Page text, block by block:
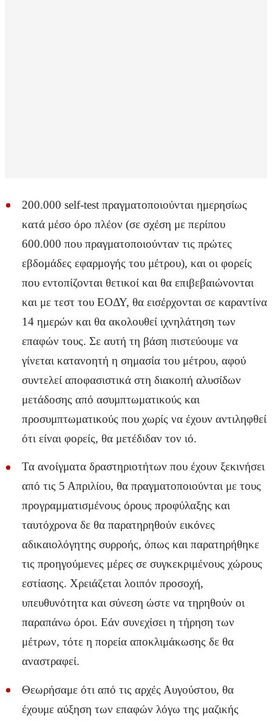
200.000 self-test πραγματοποιούνται ημερησίως
κατά μέσο όρο πλέον (σε σχέση με περίπου
600.000 που πραγματοποιούνταν τις πρώτες
εβδομάδες εφαρμογής του μέτρου), και οι φορείς
που εντοπίζονται θετικοί και θα επιβεβαιώνονται
και με τεστ του ΕΟΔΥ, θα εισέρχονται σε καραντίνα
14 ημερών και θα ακολουθεί ιχνηλάτηση των
επαφών τους. Σε αυτή τη βάση πιστεύουμε να
γίνεται κατανοητή η σημασία του μέτρου, αφού
συντελεί αποφασιστικά στη διακοπή αλυσίδων
μετάδοσης από ασυμπτωματικούς και
προσυμπτωματικούς που χωρίς να έχουν αντιληφθεί
ότι είναι φορείς, θα μετέδιδαν τον ιό.
Τα ανοίγματα δραστηριοτήτων που έχουν ξεκινήσει
από τις 5 Απριλίου, θα πραγματοποιούνται με τους
προγραμματισμένους όρους προφύλαξης και
ταυτόχρονα δε θα παρατηρηθούν εικόνες
αδικαιολόγητης συρροής, όπως και παρατηρήθηκε
τις προηγούμενες μέρες σε συγκεκριμένους χώρους
εστίασης. Χρειάζεται λοιπόν προσοχή,
υπευθυνότητα και σύνεση ώστε να τηρηθούν οι
παραπάνω όροι. Εάν συνεχίσει η τήρηση των
μέτρων, τότε η πορεία αποκλιμάκωσης δε θα
αναστραφεί.
Θεωρήσαμε ότι από τις αρχές Αυγούστου, θα
έχουμε αύξηση των επαφών λόγω της μαζικής